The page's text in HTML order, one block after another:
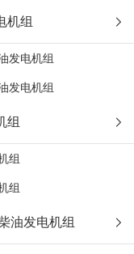
机组
发电机组
发电机组
组
组
组
油发电机组